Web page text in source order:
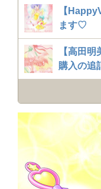
【
ます♡
【高田
購入の追